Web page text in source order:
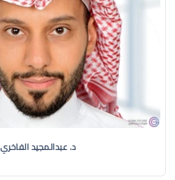
د. عبدالمجيد الفاخري